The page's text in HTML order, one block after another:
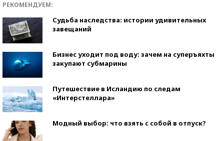
РЕКОМЕНДУЕМ:
Судьба наследства: истории удивительных
завещаний
Бизнес уходит под воду: зачем на суперъяхты
закупают субмарины
Путешествие в Исландию по следам
«Интерстеллара»
Модный выбор: что взять с собой в отпуск?